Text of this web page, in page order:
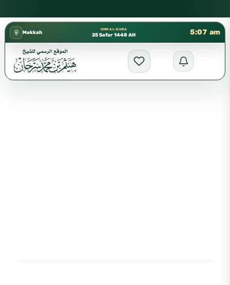
Makkah
UMM AL-QURA
25 Safar 1448 AH 5:07 am